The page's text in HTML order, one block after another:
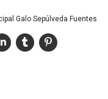
Galo Sepúlveda Fuentes